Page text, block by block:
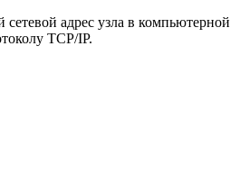
адрес узла в компьютерной
TCP/IP.